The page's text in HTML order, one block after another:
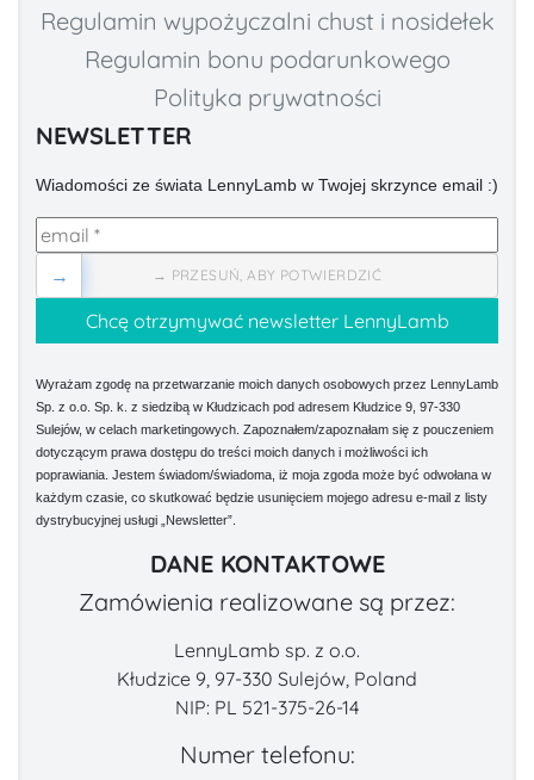
Regulamin wypożyczalni chust i nosidełek
Regulamin bonu podarunkowego
Polityka prywatności
NEWSLETTER
Wiadomości ze świata LennyLamb w Twojej skrzynce email :)
→ PRZESUŃ, ABY POTWIERDZIĆ
→
Wyrażam zgodę na przetwarzanie moich danych osobowych przez LennyLamb
Sp. z o.o. Sp. k. z siedzibą w Kłudzicach pod adresem Kłudzice 9, 97-330
Sulejów, w celach marketingowych. Zapoznałem/zapoznałam się z pouczeniem
dotyczącym prawa dostępu do treści moich danych i możliwości ich
poprawiania. Jestem świadom/świadoma, iż moja zgoda może być odwołana w
każdym czasie, co skutkować będzie usunięciem mojego adresu e-mail z listy
dystrybucyjnej usługi „Newsletter”.
DANE KONTAKTOWE
Zamówienia realizowane są przez:
LennyLamb sp. z o.o.
Kłudzice 9, 97-330 Sulejów, Poland
NIP: PL 521-375-26-14
Numer telefonu: